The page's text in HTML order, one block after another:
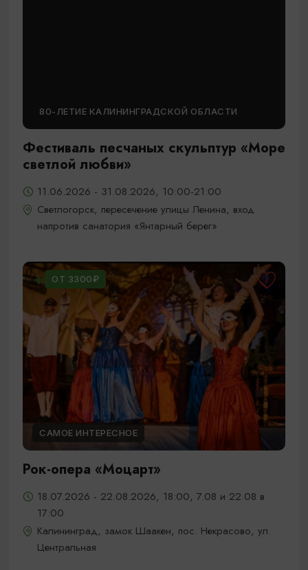
80-ЛЕТИЕ КАЛИНИНГРАДСКОЙ ОБЛАСТИ
Фестиваль песчаных скульптур «Море
светлой любви»
11.06.2026 - 31.08.2026, 10:00-21:00
Светлогорск, пересечение улицы Ленина, вход
напротив санатория «Янтарный берег»
ОТ 3300₽
САМОЕ ИНТЕРЕСНОЕ
Рок-опера «Моцарт»
18.07.2026 - 22.08.2026, 18:00, 7.08 и 22.08 в
17:00
Калининград, замок Шаакен, пос. Некрасово, ул.
Центральная